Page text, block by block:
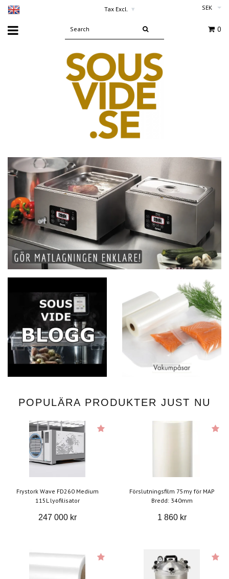
Tax Excl. ▾ SEK
0
POPULÄRA PRODUKTER JUST NU
Frystork Wave FD260 Medium
115L lyofilisator
247 000 kr
Förslutningsfilm 75my för MAP
Bredd: 340mm
1 860 kr